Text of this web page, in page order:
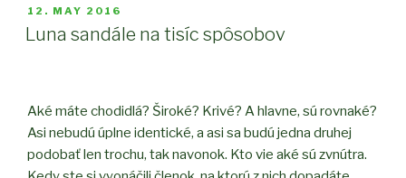
X-
POSTED
ON
12. MAY 2016
Luna sandále na tisíc spôsobov
Aké máte chodidlá? Široké? Krivé? A hlavne, sú rovnaké?
Asi nebudú úplne identické, a asi sa budú jedna druhej
podobať len trochu, tak navonok. Kto vie aké sú zvnútra.